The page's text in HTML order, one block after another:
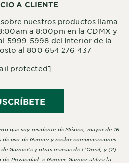
A CLIENTE
nuestros productos llama
a 8:00pm en la CDMX y
5999-5998 del Interior de la
al 800 654 276 437
protected]
que soy residente de México, mayor de 16
de uso de Garnier y recibir comunicaciones
Garnier's y otras marcas de L'Oreal, y (2)
de Privacidade Garnier. Garnier utiliza la